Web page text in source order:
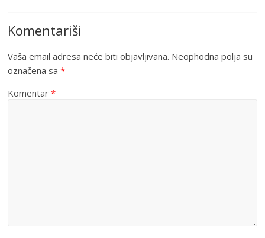
Komentariši
Vaša email adresa neće biti objavljivana. Neophodna polja su
označena sa*
Komentar*